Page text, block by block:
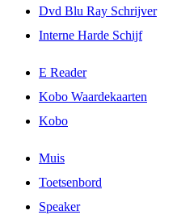
Dvd Blu Ray Schrijver
Interne Harde Schijf
E Reader
Kobo Waardekaarten
Kobo
Muis
Toetsenbord
Speaker